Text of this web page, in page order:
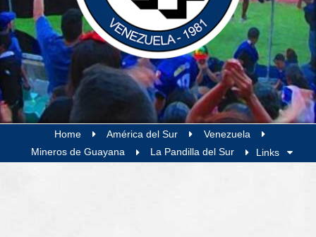
Home América del Sur
Venezuela
Mineros de Guayana
La Pandilla del Sur Links